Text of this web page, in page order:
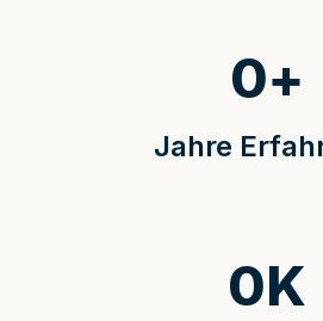
Jahre
0+
0K